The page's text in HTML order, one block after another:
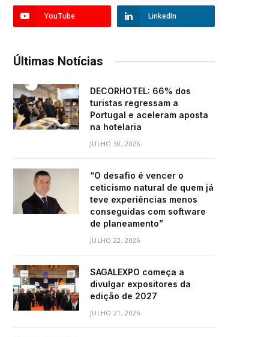
YouTube LinkedIn
Últimas Notícias
DECORHOTEL: 66% dos
turistas regressam a
Portugal e aceleram aposta
na hotelaria
JULHO 30, 2026
“O desafio é vencer o
ceticismo natural de quem já
teve experiências menos
conseguidas com software
de planeamento”
JULHO 22, 2026
SAGALEXPO começa a
divulgar expositores da
edição de 2027
JULHO 21, 2026